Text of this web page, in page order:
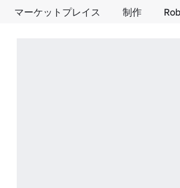
マーケットプレイス 制作